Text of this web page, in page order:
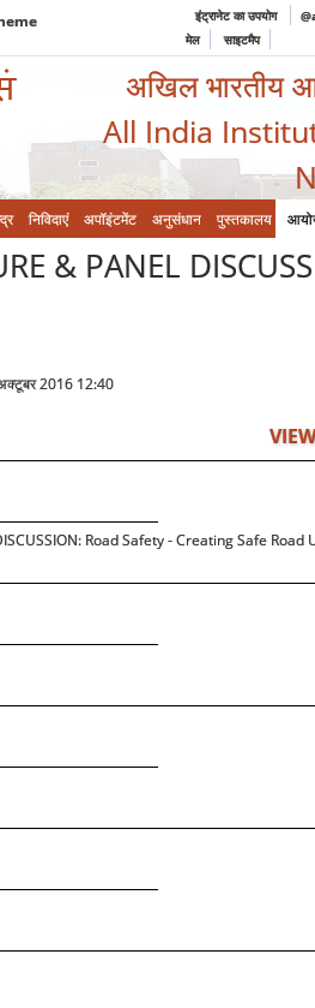
इंट्रानेट का उपयोग
मेल
साइटमैप
अखिल भारतीय
All India
निविदाएं अपॉइंटमेंट अनुसंधान पुस्तकालय
& PANEL
2016 12:40
Road Safety - Creating Safe Road